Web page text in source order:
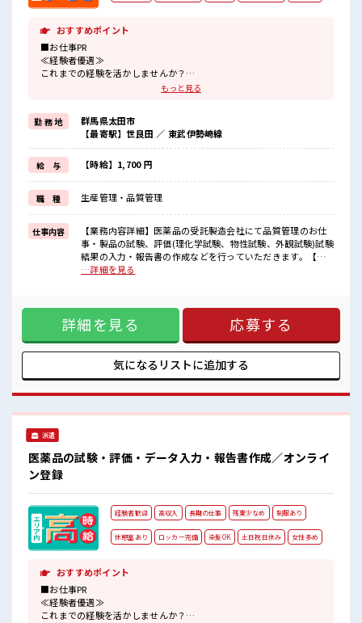
おすすめポイント
■お仕事PR
≪経験者優遇≫
これまでの経験を活かしませんか？
≪女性も活躍できる職場≫
もちろん男性の応募も歓迎です！
≪プライベートが充実する≫
場合によってはお願いすることもありますが、
残業はほとんどナシ！
≪完全週休二日制≫
週末は家族や友人と一緒にプライベート満喫！
≪モチベーションもUP≫
派手過ぎなければ髪型や髪色自由♪
(規定有)制服があると毎日の服選びに悩まずOK♪
■職場の雰囲気
女性多めで休み時間は女子トークがあふれる職場です！
もっと見る
勤 務 地
群馬県太田市
【最寄駅】世良田 ／ 東武伊勢崎線
給 与 【時給】1,700 円
職 種 生産管理・品質管理
仕事内容
【業務内容詳細】医薬品の受託製造会社にて品質管理のお仕
事・製品の試験、評価(理化学試験、物性試験、外観試験)試験
結果の入力・報告書の作成などを行っていただきます。【取
扱製品情報】製剤 ■お仕事PR ≪経験者優遇≫ これまでの経験
ろん男性の応募も歓迎です！ ≪プライベートが充実する≫ 場
合によってはお願いすることもありますが、 残業はほとんど
ナシ！ ≪完全週休二日制≫ 週末は家族や友人と一緒にプライ
ベート満喫！ ≪モチベーションもUP≫ 派手過ぎなければ髪型
や髪色自由♪ (規定有)制服があると毎日の服選びに悩まず
ぎなければ多少のヘアカラーもOKなのはウレシイPoint☆
…詳細を見る
詳細を見る 応募する
気になるリストに追加する
派遣
医薬品の試験・評価・データ入力・報告書作成／オンライ
ン登録
経験者歓迎 高収入 長期の仕事 残業少なめ 制服あり
休憩室あり ロッカー完備 染髪OK 土日祝日休み 女性多め
おすすめポイント
■お仕事PR
≪経験者優遇≫
これまでの経験を活かしませんか？